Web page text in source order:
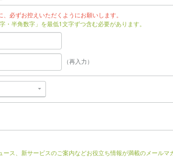
必ずお控えいただくようにお願いします。
半角数字」を最低1文字ずつ含む必要があります。
（再入力）
ス、新サービスのご案内などお役立ち情報が満載のメールマ